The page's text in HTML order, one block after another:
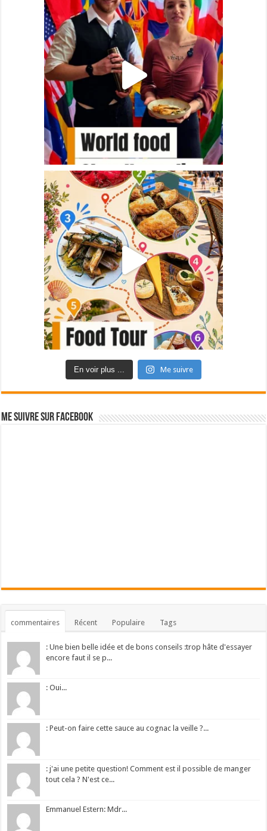
En voir plus ... Me suivre
Me suivre sur Facebook
commentaires Récent Populaire Tags
: Une bien belle idée et de bons conseils :trop hâte d'essayer
encore faut il se p...
: Oui...
: Peut-on faire cette sauce au cognac la veille ?...
: j'ai une petite question! Comment est il possible de manger
tout cela ? N'est ce...
Emmanuel Estern: Mdr...